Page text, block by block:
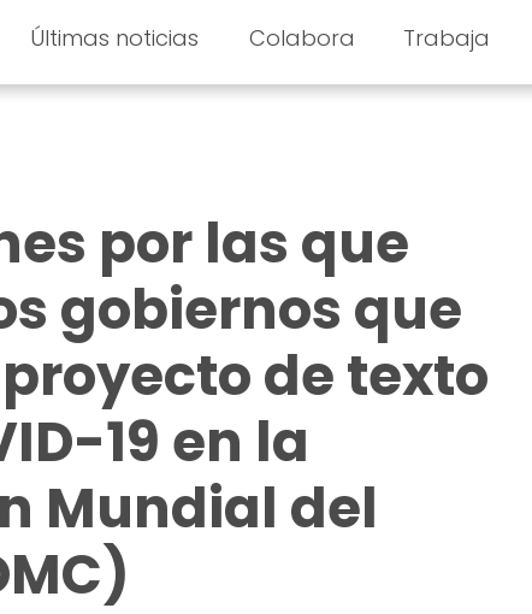
Últimas noticias Colabora Trabaja
por las que
gobiernos que
de texto
19 en la
Mundial del